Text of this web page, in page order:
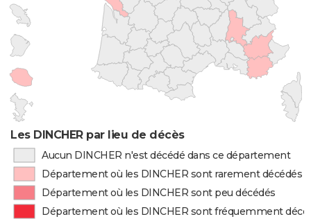
Les DINCHER par lieu de décès
Aucun DINCHER n'est décédé dans ce département
Département où les DINCHER sont rarement décédés
Département où les DINCHER sont peu décédés
Département où les DINCHER sont fréquemment